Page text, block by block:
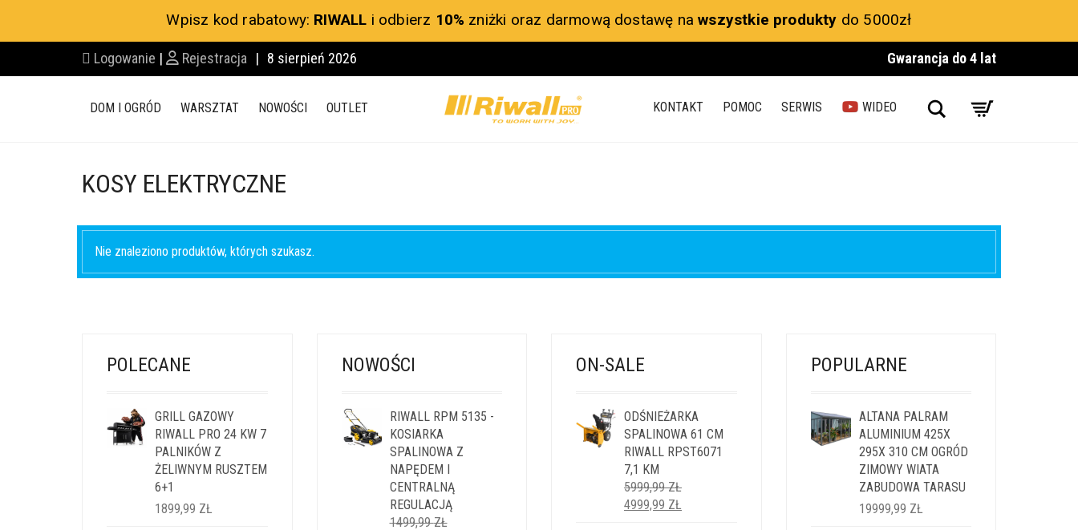
Wpisz kod rabatowy: RIWALL i odbierz 10% zniżki oraz darmową dostawę nawszystkie produkty do 5000zł
Logowanie | Rejestracja | 8 sierpień 2026 Gwarancja do 4 lat
DOM I OGRÓD WARSZTAT NOWOŚCI OUTLET KONTAKT POMOC SERWIS WIDEO Search
KOSY ELEKTRYCZNE
Nie znaleziono produktów, których szukasz.
POLECANE
GRILL GAZOWY
RIWALL PRO 24 KW 7
PALNIKÓW Z
ŻELIWNYM RUSZTEM
6+1
1899,99 ZŁ
NOWOŚCI
RIWALL RPM 5135 -
KOSIARKA
SPALINOWA Z
NAPĘDEM I
CENTRALNĄ
REGULACJĄ
1499,99ZŁ
ON-SALE
ODŚNIEŻARKA
SPALINOWA 61 CM
RIWALL RPST6071
7,1 KM
5999,99ZŁ
PIERWOTNA
4999,99 ZŁ
POPULARNE
ALTANA PALRAM
ALUMINIUM 425X
295X 310 CM OGRÓD
ZIMOWY WIATA
ZABUDOWA TARASU
19999,99 ZŁ